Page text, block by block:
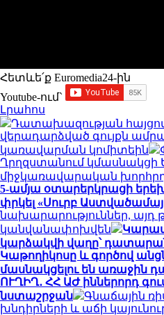
Հետևե՛ք Euromedia24-ին
Youtube-ում`
Լրահոս
Դատախազության
վերադարձված գույքն
կառավարման կոմիտեին
Ղրղզստանում
միջկառավարական
5-ամյա օտարերկրացի
փրկել «Սուրբ
նախարարություններ, այդ
կանվանափոխվեն
կարձակվի վաղը՝
Կաթողիկոսը և գործով
մասնակցելու են առաջին
ՈՒՂԻՂ․ ՀՀ ԱԺ իններորդ
նստաշրջան
Գնաճային
խնդիրների և աճի